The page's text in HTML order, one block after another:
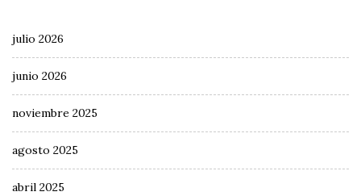
julio 2026
junio 2026
noviembre 2025
agosto 2025
abril 2025